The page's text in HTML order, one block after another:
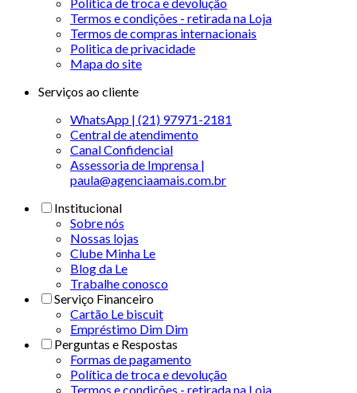
Termos e condições - retirada na Loja
Termos de compras internacionais
Politica de privacidade
Mapa do site
Serviços ao cliente
WhatsApp | (21) 97971-2181
Central de atendimento
Canal Confidencial
Assessoria de Imprensa |
paula@agenciaamais.com.br
Institucional
Sobre nós
Nossas lojas
Clube Minha Le
Blog da Le
Trabalhe conosco
Serviço Financeiro
Cartão Le biscuit
Empréstimo Dim Dim
Perguntas e Respostas
Formas de pagamento
Política de troca e devolução
Termos e condições - retirada na Loja